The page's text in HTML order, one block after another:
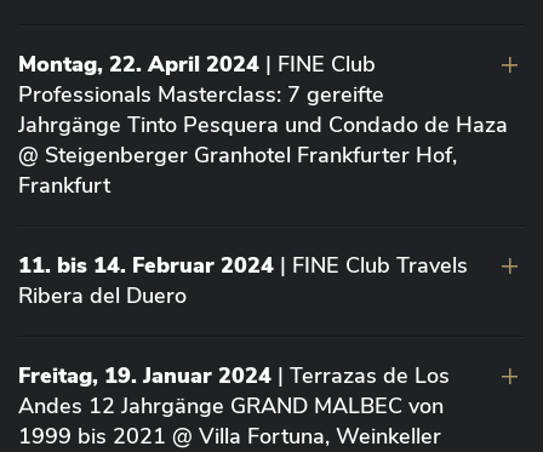
Montag, 22. April 2024 | FINE Club
Professionals Masterclass: 7 gereifte
Jahrgänge Tinto Pesquera und Condado de Haza
@ Steigenberger Granhotel Frankfurter Hof,
Frankfurt
11. bis 14. Februar 2024 | FINE Club Travels
Ribera del Duero
Freitag, 19. Januar 2024 | Terrazas de Los
Andes 12 Jahrgänge GRAND MALBEC von
1999 bis 2021 @ Villa Fortuna, Weinkeller